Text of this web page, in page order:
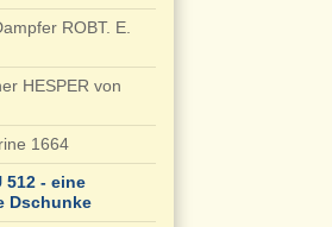
ROBT. E.
HESPER von
1664
512 - eine
Dschunke